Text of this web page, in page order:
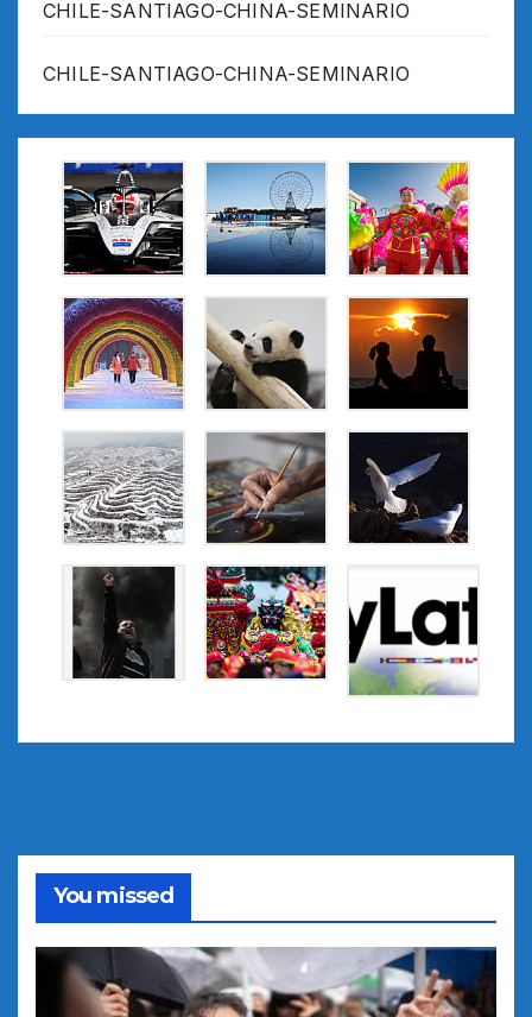
CHILE-SANTIAGO-CHINA-SEMINARIO
CHILE-SANTIAGO-CHINA-SEMINARIO
You missed